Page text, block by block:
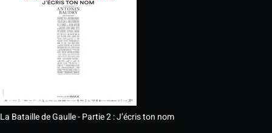
La Bataille de Gaulle - Partie 2 : J’écris ton nom